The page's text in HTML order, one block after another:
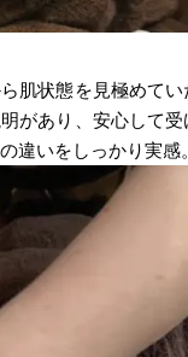
肌状態を見極めて
があり、安心して
違いをしっかり実